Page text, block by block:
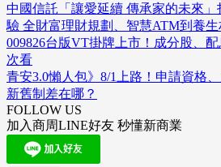
中國信託「讓愛延續 傳承家的未來
驗 全財富理財規劃、智慧ATM到養
009826台版VT掛牌上市！成分股、
次看
青安3.0懶人包》8/1上路！申請資格
新舊制差在哪？
FOLLOW US
加入商周LINE好友 秒懂新商業